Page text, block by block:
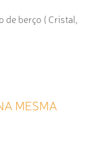
de berço ( Cristal,
MESMA